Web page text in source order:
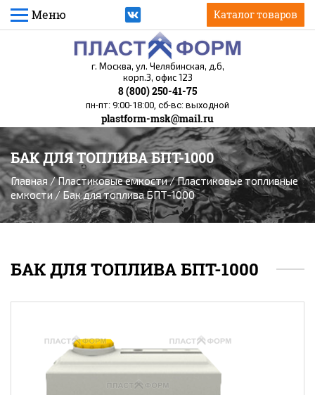
Меню Каталог товаров
г. Москва, ул. Челябинская, д.6,
корп.3, офис 123
8 (800) 250-41-75
пн-пт: 9:00-18:00, сб-вс: выходной
plastform-msk@mail.ru
БАК ДЛЯ ТОПЛИВА БПТ-1000
Вы здесь
Главная /Пластиковые емкости/Пластиковые топливные
емкости/ Бак для топлива БПТ-1000
БАК ДЛЯ ТОПЛИВА БПТ-1000